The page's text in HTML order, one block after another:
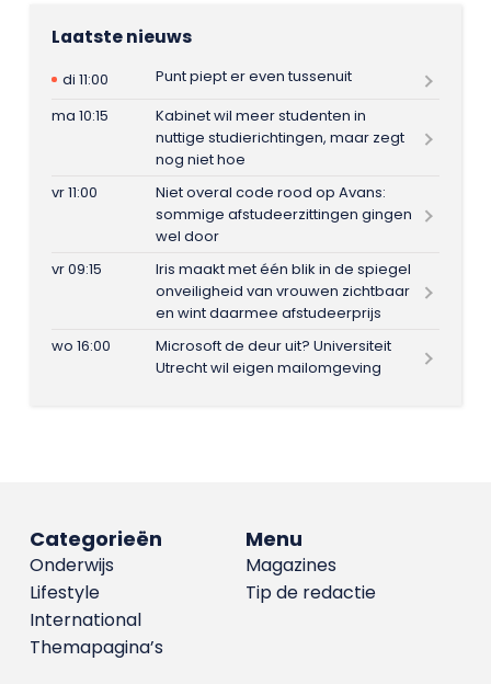
Laatste nieuws
di 11:00
Punt piept er even tussenuit
ma 10:15
Kabinet wil meer studenten in
nuttige studierichtingen, maar zegt
nog niet hoe
vr 11:00
Niet overal code rood op Avans:
sommige afstudeerzittingen gingen
wel door
vr 09:15
Iris maakt met één blik in de spiegel
onveiligheid van vrouwen zichtbaar
en wint daarmee afstudeerprijs
wo 16:00
Microsoft de deur uit? Universiteit
Utrecht wil eigen mailomgeving
Menu
Magazines
Tip de redactie
Categorieën
Onderwijs
Lifestyle
International
Themapagina’s